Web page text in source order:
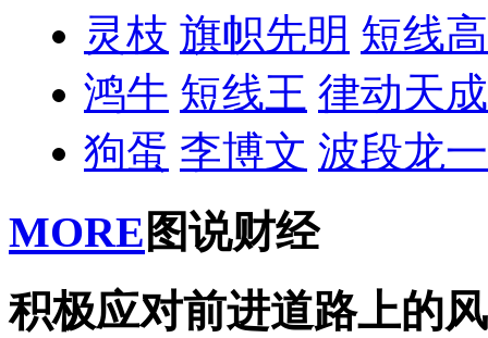
灵枝 旗帜先明 短线
鸿牛 短线王 律动天成
狗蛋 李博文 波段龙一
MORE 图说财经
积极应对前进道路上的